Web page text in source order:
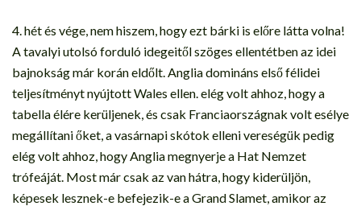
4. hét és vége, nem hiszem, hogy ezt bárki is előre látta volna!
A tavalyi utolsó forduló idegeitől szöges ellentétben az idei
bajnokság már korán eldőlt. Anglia domináns első félidei
teljesítményt nyújtott Wales ellen. elég volt ahhoz, hogy a
tabella élére kerüljenek, és csak Franciaországnak volt esélye
megállítani őket, a vasárnapi skótok elleni vereségük pedig
elég volt ahhoz, hogy Anglia megnyerje a Hat Nemzet
trófeáját. Most már csak az van hátra, hogy kiderüljön,
képesek lesznek-e befejezik-e a Grand Slamet, amikor az